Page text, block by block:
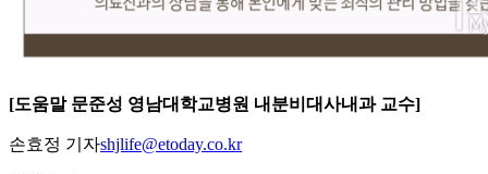
[도움말 문준성 영남대학교병원 내분비대사내과 교수]
손효정 기자shjlife@etoday.co.kr